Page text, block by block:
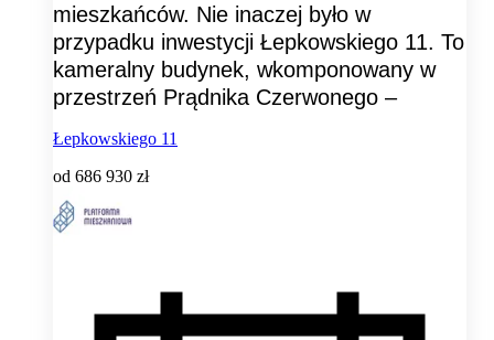
mieszkańców. Nie inaczej było w
przypadku inwestycji Łepkowskiego 11. To
kameralny budynek, wkomponowany w
przestrzeń Prądnika Czerwonego –
Łepkowskiego 11
od 686 930 zł